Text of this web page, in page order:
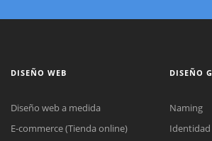
DISEÑO WEB
Diseño web a medida
E-commerce (Tienda online)
DISEÑO
Naming